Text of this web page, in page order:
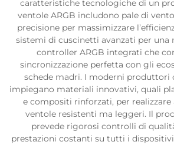
caratteristiche tecnologiche di un
ventole ARGB includono pale di
precisione per massimizzare
sistemi di cuscinetti avanzati per una
controller ARGB integrati che
sincronizzazione perfetta con gli
schede madri. I moderni produttori
impiegano materiali innovativi, quali
e compositi rinforzati, per
ventole resistenti ma leggeri. Il
prevede rigorosi controlli di
prestazioni costanti su tutti i